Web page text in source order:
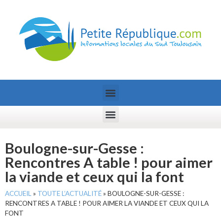
Boulogne-sur-Gesse :
Rencontres A table ! pour aimer
la viande et ceux qui la font
ACCUEIL » TOUTE L’ACTUALITÉ» BOULOGNE-SUR-GESSE :
RENCONTRES A TABLE ! POUR AIMER LA VIANDE ET CEUX QUI LA
FONT